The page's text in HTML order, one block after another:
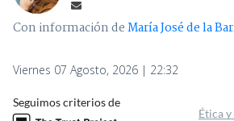
Con información deMaría José de la
Viernes 07 Agosto, 2026 | 22:32
Seguimos criterios de
Ética